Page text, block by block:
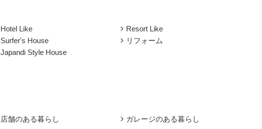
Hotel Like
Resort Like
Surfer's House
リフォーム
Japandi Style House
店舗のある暮らし ガレージのある暮らし